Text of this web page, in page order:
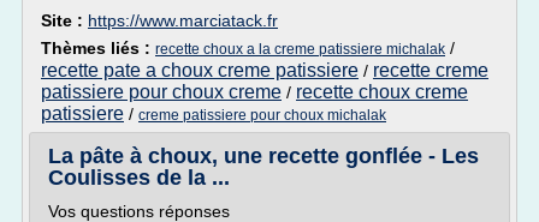
Site : https://www.marciatack.fr
Thèmes liés : recette choux a la creme patissiere michalak /
recette pate a choux creme patissiere / recette creme
patissiere pour choux creme / recette choux creme
patissiere / creme patissiere pour choux michalak
La pâte à choux, une recette gonflée - Les
Coulisses de la ...
Vos questions réponses